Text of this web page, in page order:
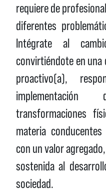
requiere de
diferentes
Intégrate al
convirtiéndote en
proactivo(a),
transformaciones
materia
con un valor
sostenida al
sociedad.